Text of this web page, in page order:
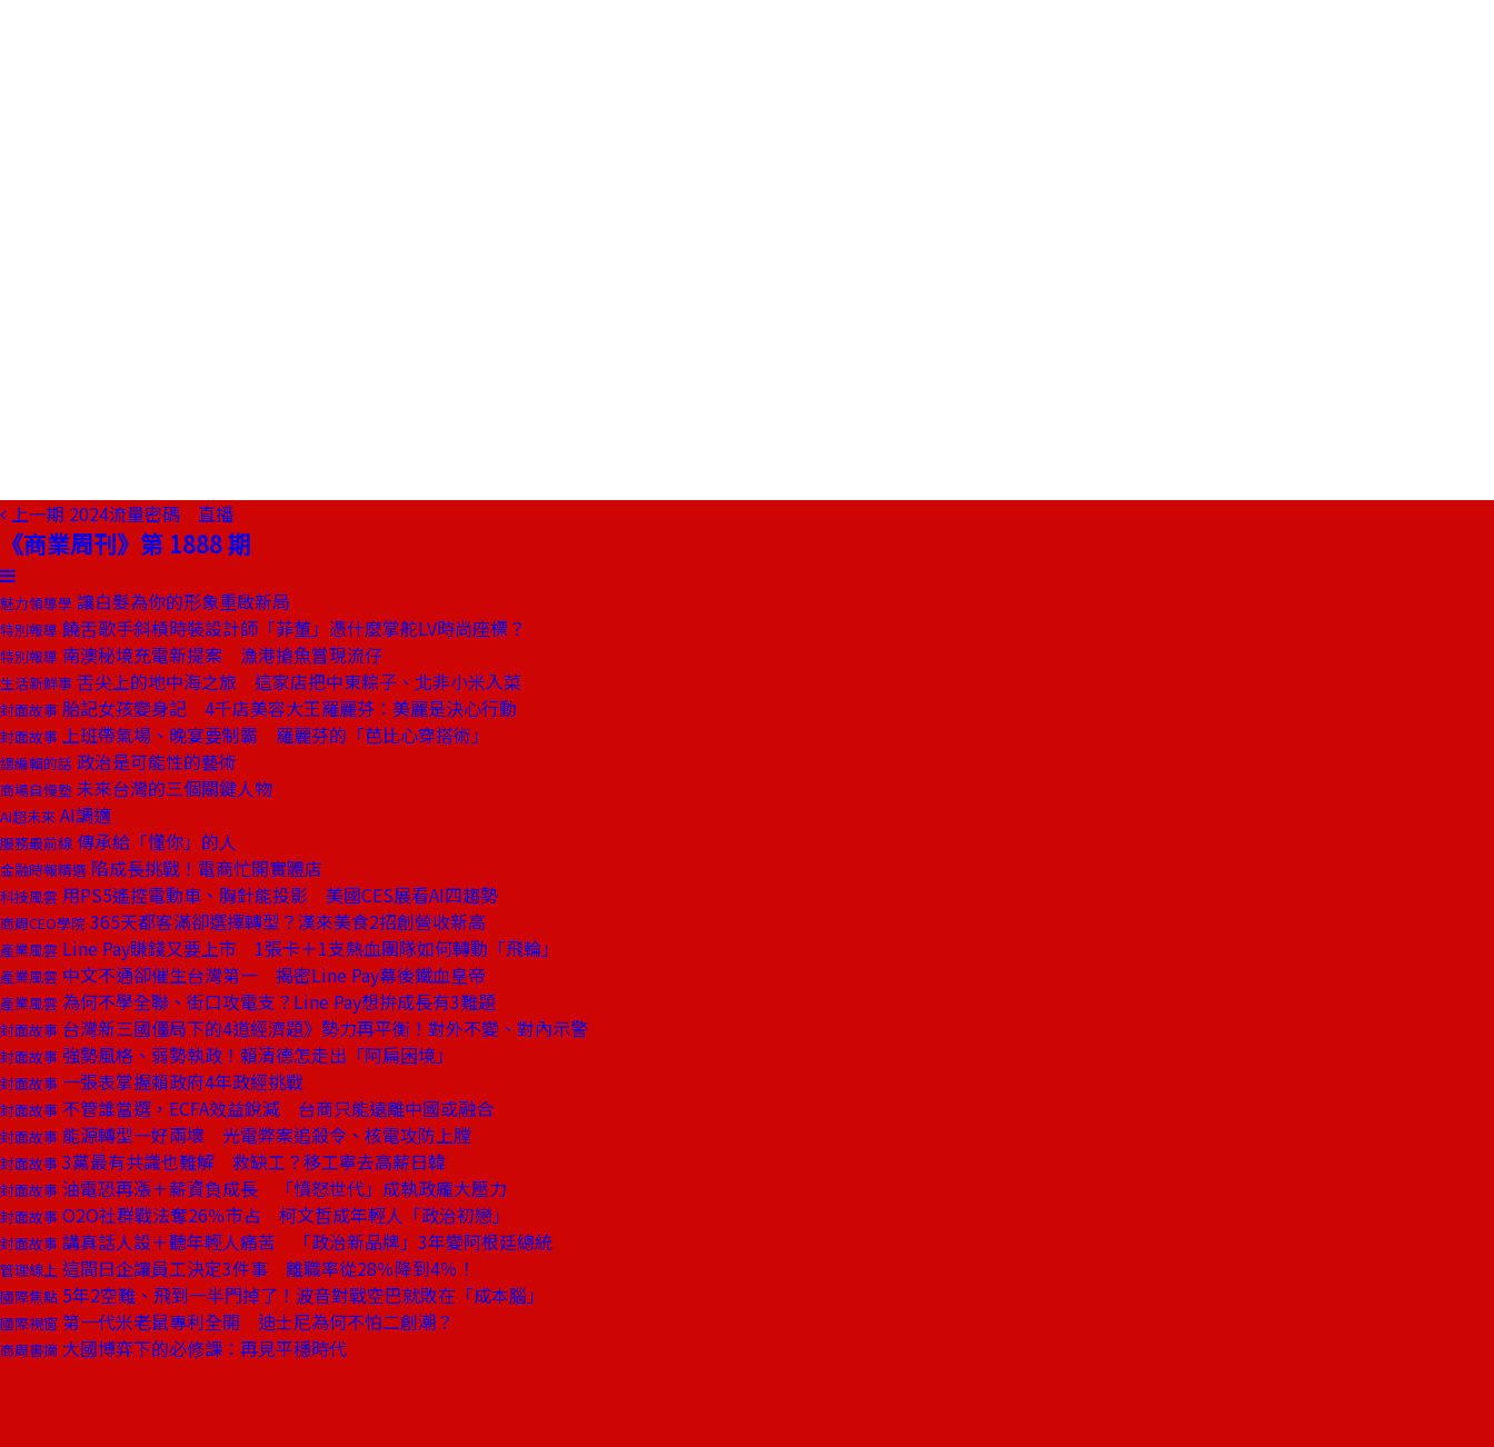
上一期 2024流量密碼 直播
《商業周刊》第 1888 期
魅力領導學 讓白髮為你的形象重啟新局
特別報導 饒舌歌手斜槓時裝設計師「菲董」憑什麼掌舵LV時尚座標？
特別報導 南澳秘境充電新提案 漁港搶魚嘗現流仔
生活新鮮事 舌尖上的地中海之旅 這家店把中東粽子、北非小米入菜
封面故事 胎記女孩變身記 4千店美容大王羅麗芬：美麗是決心行動
封面故事 上班帶氣場、晚宴要制霸 羅麗芬的「芭比心穿搭術」
總編輯的話 政治是可能性的藝術
商場自慢塾 未來台灣的三個關鍵人物
AI超未來 AI調適
服務最前線 傳承給「懂你」的人
金融時報精選 陷成長挑戰！電商忙開實體店
科技風雲 用PS5遙控電動車、胸針能投影 美國CES展看AI四趨勢
商周CEO學院 365天都客滿卻選擇轉型？漢來美食2招創營收新高
產業風雲 Line Pay賺錢又要上市 1張卡＋1支熱血團隊如何轉動「飛輪」
產業風雲 中文不通卻催生台灣第一 揭密Line Pay幕後鐵血皇帝
產業風雲 為何不學全聯、街口攻電支？Line Pay想拚成長有3難題
封面故事 台灣新三國僵局下的4道經濟題》勢力再平衡！對外不變、對內示警
封面故事 強勢風格、弱勢執政！賴清德怎走出「阿扁困境」
封面故事 一張表掌握賴政府4年政經挑戰
封面故事 不管誰當選，ECFA效益銳減 台商只能遠離中國或融合
封面故事 能源轉型一好兩壞 光電弊案追殺令、核電攻防上膛
封面故事 3黨最有共識也難解 救缺工？移工寧去高薪日韓
封面故事 油電恐再漲＋薪資負成長 「憤怒世代」成執政龐大壓力
封面故事 O2O社群戰法奪26％市占 柯文哲成年輕人「政治初戀」
封面故事 講真話人設＋聽年輕人痛苦 「政治新品牌」3年變阿根廷總統
管理線上 這間日企讓員工決定3件事 離職率從28％降到4％！
國際焦點 5年2空難、飛到一半門掉了！波音對戰空巴就敗在「成本腦」
國際視窗 第一代米老鼠專利全開 迪士尼為何不怕二創潮？
商周書摘 大國博弈下的必修課：再見平穩時代